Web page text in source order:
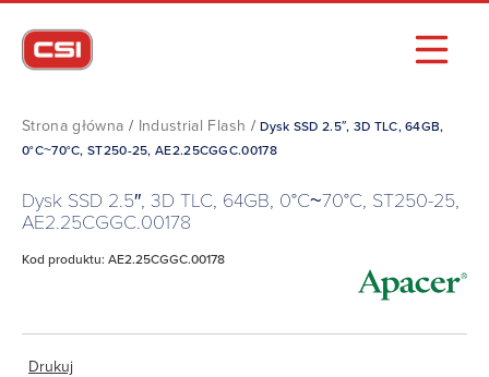
Strona główna / Industrial Flash /Dysk SSD 2.5″, 3D TLC, 64GB,
0°C~70°C, ST250-25, AE2.25CGGC.00178
Dysk SSD 2.5″, 3D TLC, 64GB, 0°C~70°C, ST250-25,
AE2.25CGGC.00178
Kod produktu: AE2.25CGGC.00178
Drukuj